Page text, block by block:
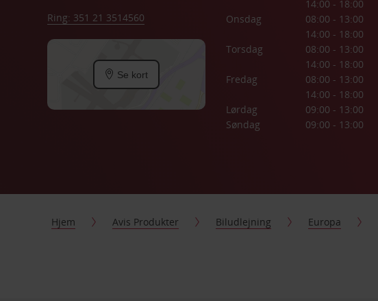
Ring: 351 21 3514560
Se kort
14:00 - 18:00
Onsdag
08:00 - 13:00
14:00 - 18:00
Torsdag
08:00 - 13:00
14:00 - 18:00
Fredag
08:00 - 13:00
14:00 - 18:00
Lørdag
09:00 - 13:00
Søndag
09:00 - 13:00
Hjem Avis Produkter Biludlejning Europa